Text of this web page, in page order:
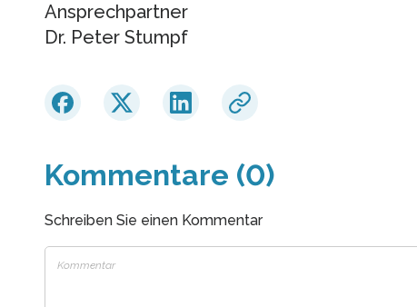
Ansprechpartner
Dr. Peter Stumpf
Kommentare (0)
Schreiben Sie einen Kommentar